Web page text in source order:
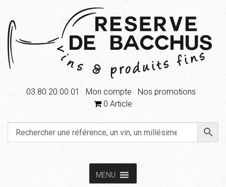
03.80.20.00.01 Mon compte
Nos promotions
0 Article
MENU